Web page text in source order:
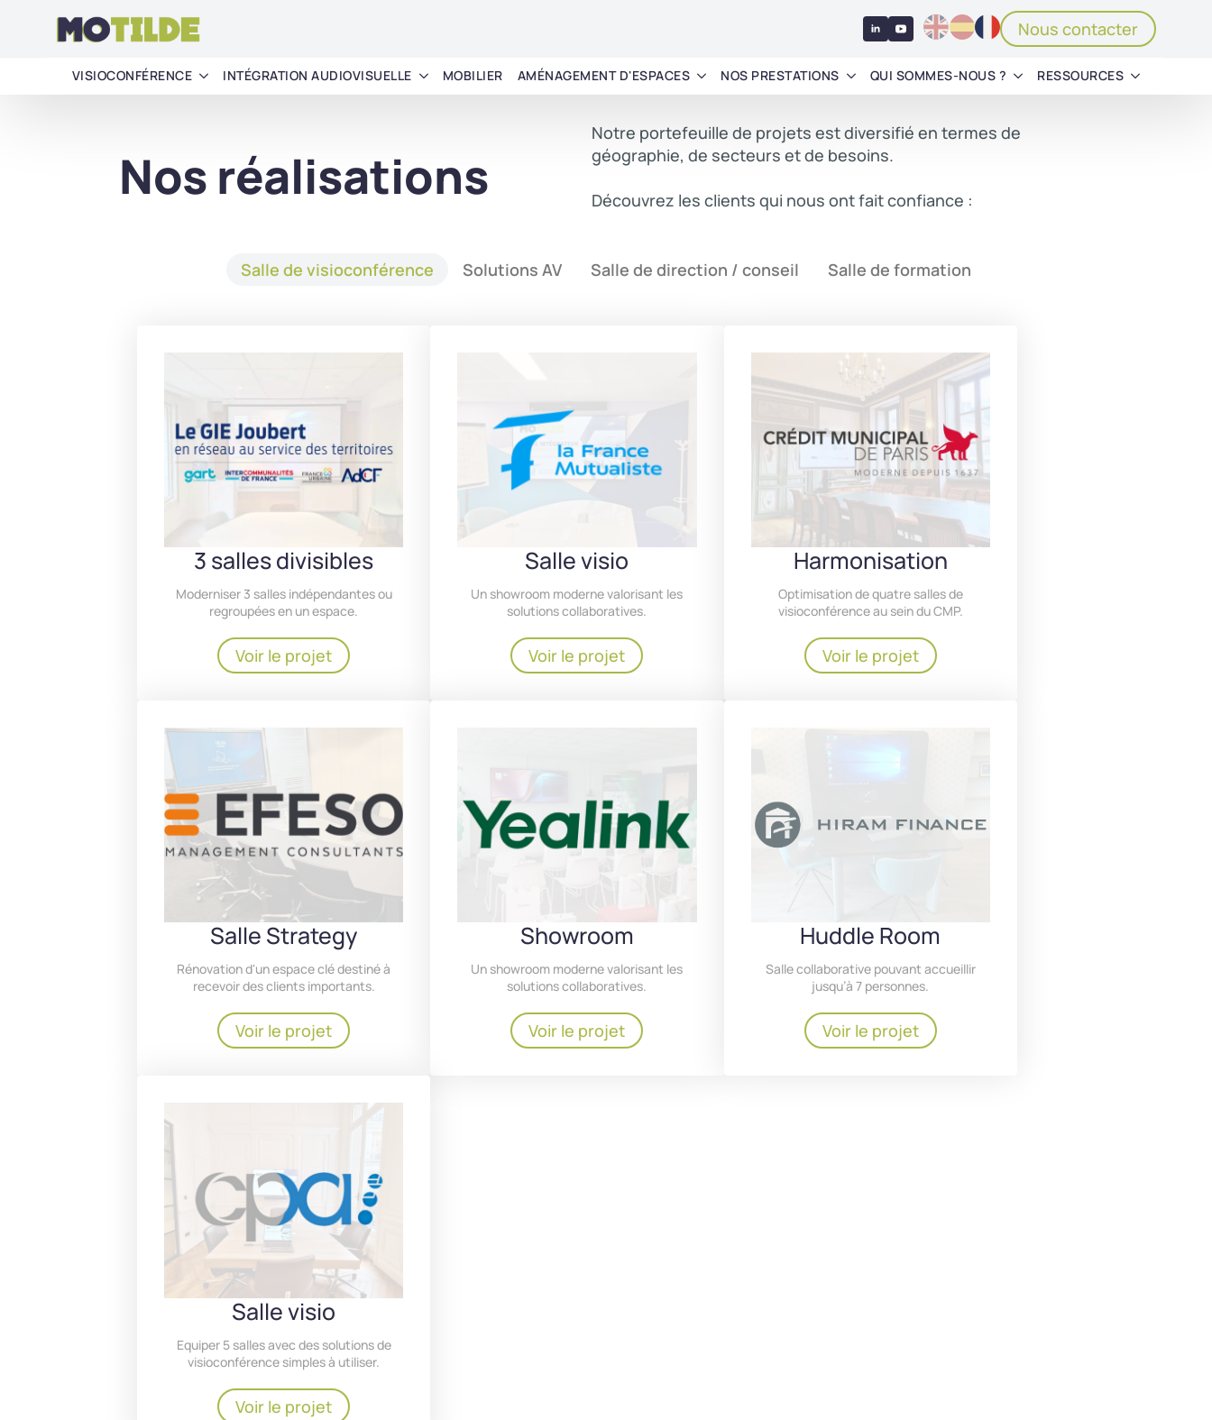
Nous contacter
VISIOCONFÉRENCE INTÉGRATION AUDIOVISUELLE MOBILIER AMÉNAGEMENT D'ESPACES NOS PRESTATIONS QUI SOMMES-NOUS ? RESSOURCES
Nos réalisations
Notre portefeuille de projets est diversifié en termes de
géographie, de secteurs et de besoins.
Découvrez les clients qui nous ont fait confiance :
Salle de visioconférence Solutions AV Salle de direction / conseil Salle de formation
3 salles divisibles
Moderniser 3 salles indépendantes ou
regroupées en un espace.
Voir le projet
Salle visio
Un showroom moderne valorisant les
solutions collaboratives.
Voir le projet
Harmonisation
Optimisation de quatre salles de
visioconférence au sein du CMP.
Voir le projet
Salle Strategy
Rénovation d'un espace clé destiné à
recevoir des clients importants.
Voir le projet
Showroom
Un showroom moderne valorisant les
solutions collaboratives.
Voir le projet
Huddle Room
Salle collaborative pouvant accueillir
jusqu’à 7 personnes.
Voir le projet
Salle visio
Equiper 5 salles avec des solutions de
visioconférence simples à utiliser.
Voir le projet